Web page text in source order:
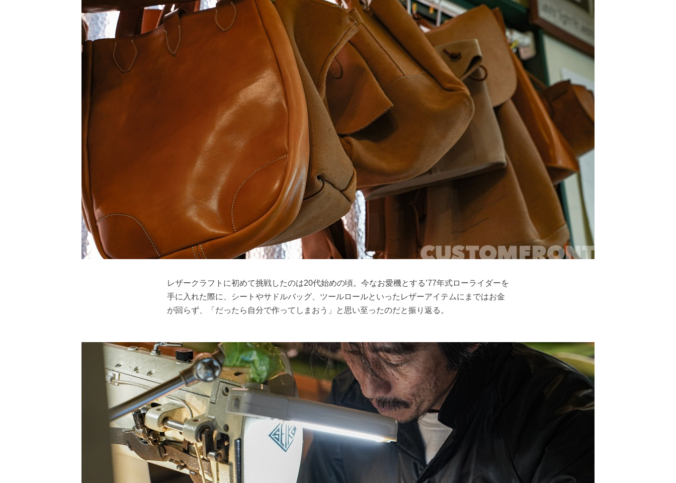
レザークラフトに初めて挑戦したのは20代始めの頃。今なお愛機とする’77年式ローライダーを
手に入れた際に、シートやサドルバッグ、ツールロールといったレザーアイテムにまではお金
が回らず、「だったら自分で作ってしまおう」と思い至ったのだと振り返る。